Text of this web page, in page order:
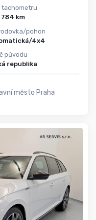
tachometru
209 784 km
pohon
4x4
původu
republika
město Praha